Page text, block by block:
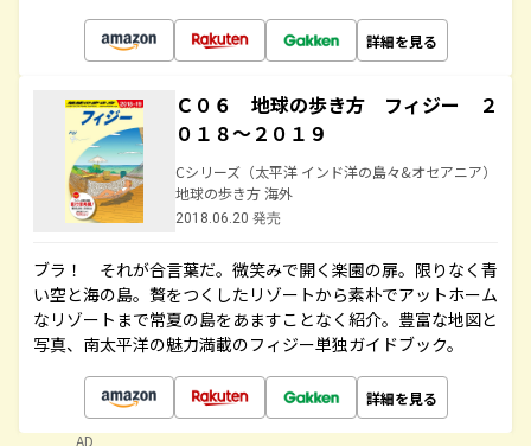
詳細を見る
Ｃ０６ 地球の歩き方 フィジー ２
０１８～２０１９
Cシリーズ（太平洋 インド洋の島々&オセアニア）
地球の歩き方 海外
2018.06.20 発売
ブラ！ それが合言葉だ。微笑みで開く楽園の扉。限りなく青
い空と海の島。贅をつくしたリゾートから素朴でアットホーム
なリゾートまで常夏の島をあますことなく紹介。豊富な地図と
写真、南太平洋の魅力満載のフィジー単独ガイドブック。
詳細を見る
AD